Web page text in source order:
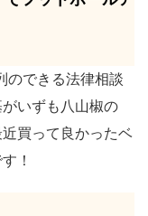
のできる法律相談
いずも八山椒の
買って良かったベ
！